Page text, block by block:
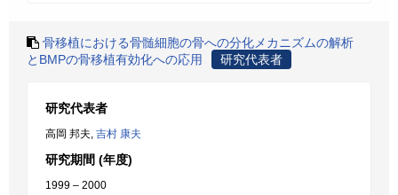
骨移植における骨髄細胞の骨への分化メカニズムの解析
とBMPの骨移植有効化への応用
研究代表者
研究代表者
高岡 邦夫, 吉村 康夫
研究期間 (年度)
1999 – 2000